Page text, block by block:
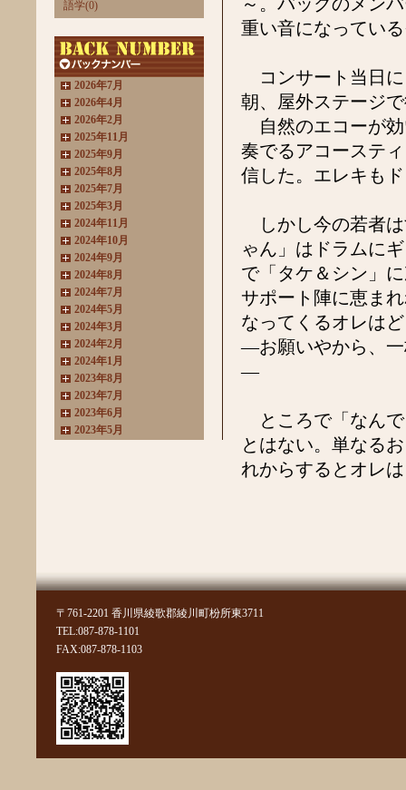
語学(0)
2026年7月
2026年4月
2026年2月
2025年11月
2025年9月
2025年8月
2025年7月
2025年3月
2024年11月
2024年10月
2024年9月
2024年8月
2024年7月
2024年5月
2024年3月
2024年2月
2024年1月
2023年8月
2023年7月
2023年6月
2023年5月
2022年3月
2022年1月
2021年11月
2021年10月
2021年9月
2021年8月
2021年7月
2021年6月
2021年5月
2021年4月
重い音になってい
コンサート当日に
朝、屋外ステージ
自然のエコーが効
奏でるアコーステ
信した。エレキも
しかし今の若者は
ゃん」はドラムに
で「タケ＆シン」
サポート陣に恵ま
なってくるオレは
―お願いやから、一
―
ところで「なんで
とはない。単なる
れからするとオレ
〒761-2201 香川県綾歌郡綾川町枌所東3711
TEL:087-878-1101
FAX:087-878-1103